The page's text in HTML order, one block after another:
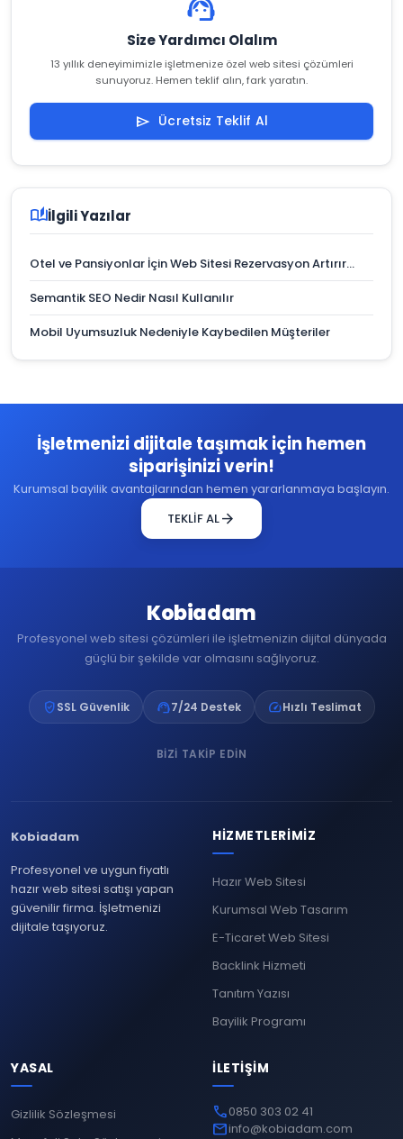
support_agent
Size Yardımcı Olalım
13 yıllık deneyimimizle işletmenize özel web sitesi çözümleri
sunuyoruz. Hemen teklif alın, fark yaratın.
send Ücretsiz Teklif Al
auto_storiesİlgili Yazılar
Otel ve Pansiyonlar İçin Web Sitesi Rezervasyon Artırır…
Semantik SEO Nedir Nasıl Kullanılır
Mobil Uyumsuzluk Nedeniyle Kaybedilen Müşteriler
İşletmenizi dijitale taşımak için hemen
siparişinizi verin!
Kurumsal bayilik avantajlarından hemen yararlanmaya başlayın.
TEKLİF ALarrow_forward
Kobiadam
Profesyonel web sitesi çözümleri ile işletmenizin dijital dünyada
güçlü bir şekilde var olmasını sağlıyoruz.
verified_userSSL Güvenlik support_agent7/24 Destek speedHızlı Teslimat
BIZI TAKIP EDIN
Kobiadam
Profesyonel ve uygun fiyatlı
hazır web sitesi satışı yapan
güvenilir firma. İşletmenizi
dijitale taşıyoruz.
HIZMETLERIMIZ
Hazır Web Sitesi
Kurumsal Web Tasarım
E-Ticaret Web Sitesi
Backlink Hizmeti
Tanıtım Yazısı
Bayilik Programı
YASAL
Gizlilik Sözleşmesi
İLETIŞIM
phone0850 303 02 41
mailinfo@kobiadam.com